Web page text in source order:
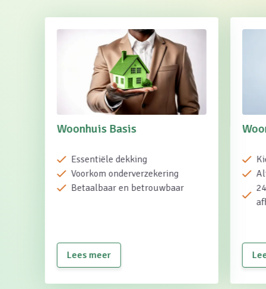
Woonhuis Basis
Essentiële dekking
Voorkom onderverzekering
Betaalbaar en betrouwbaar
Lees meer